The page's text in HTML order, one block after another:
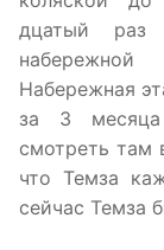
дцатый раз
Набережная
за 3 месяца
смотреть там
что Темза
сейчас Темза